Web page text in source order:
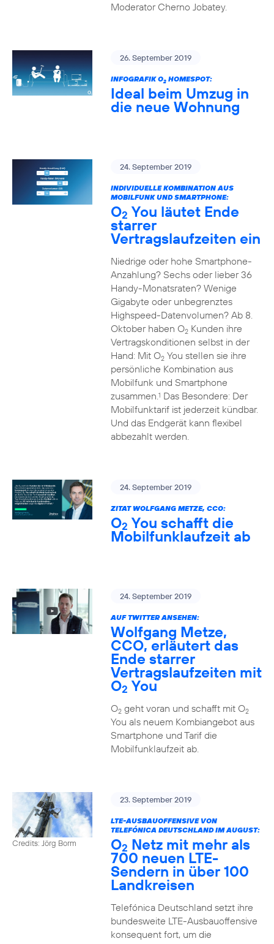
Moderator Cherno Jobatey.
26. September 2019
INFOGRAFIK O2HOMESPOT:
Ideal beim Umzug in
die neue Wohnung
24. September 2019
INDIVIDUELLE KOMBINATION AUS
MOBILFUNK UND SMARTPHONE:
O2 You läutet Ende
starrer
Vertragslaufzeiten ein
Niedrige oder hohe Smartphone-
Anzahlung? Sechs oder lieber 36
Handy-Monatsraten? Wenige
Gigabyte oder unbegrenztes
Highspeed-Datenvolumen? Ab 8.
Oktober haben O2Kunden ihre
Vertragskonditionen selbst in der
Hand: Mit O2You stellen sie ihre
persönliche Kombination aus
Mobilfunk und Smartphone
zusammen.1 Das Besondere: Der
Mobilfunktarif ist jederzeit kündbar.
Und das Endgerät kann flexibel
abbezahlt werden.
24. September 2019
ZITAT WOLFGANG METZE, CCO:
O2 You schafft die
Mobilfunklaufzeit ab
24. September 2019
AUF TWITTER ANSEHEN:
Wolfgang Metze,
CCO, erläutert das
Ende starrer
Vertragslaufzeiten mit
O2 You
O2geht voran und schafft mit O2
You als neuem Kombiangebot aus
Smartphone und Tarif die
Mobilfunklaufzeit ab.
Credits: Jörg Borm
23. September 2019
LTE-AUSBAUOFFENSIVE VON
TELEFÓNICA DEUTSCHLAND IM AUGUST:
O2 Netz mit mehr als
700 neuen LTE-
Sendern in über 100
Landkreisen
Telefónica Deutschland setzt ihre
bundesweite LTE-Ausbauoffensive
konsequent fort, um die